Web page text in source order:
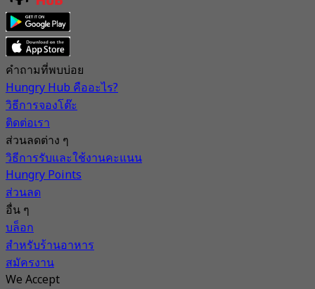
คำถามที่พบบ่อย
Hungry Hub คืออะไร?
วิธีการจองโต๊ะ
ติดต่อเรา
ส่วนลดต่าง ๆ
วิธีการรับและใช้งานคะแนน
Hungry Points
ส่วนลด
อื่น ๆ
บล็อก
สำหรับร้านอาหาร
สมัครงาน
We Accept